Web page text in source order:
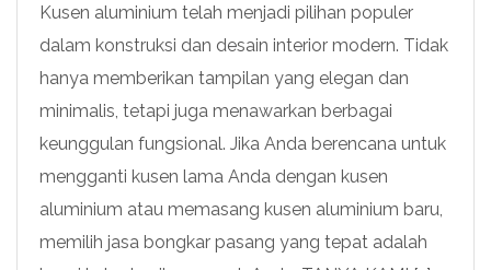
Kusen aluminium telah menjadi pilihan populer
dalam konstruksi dan desain interior modern. Tidak
hanya memberikan tampilan yang elegan dan
minimalis, tetapi juga menawarkan berbagai
keunggulan fungsional. Jika Anda berencana untuk
mengganti kusen lama Anda dengan kusen
aluminium atau memasang kusen aluminium baru,
memilih jasa bongkar pasang yang tepat adalah